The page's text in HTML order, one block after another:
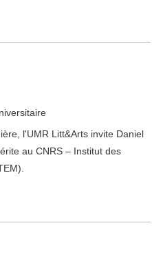
l'UMR Litt&Arts invite Daniel
au CNRS – Institut des